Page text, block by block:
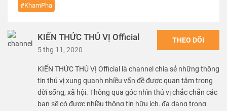
#KhamPha
KIẾN THỨC THÚ VỊ Official
5 thg 11, 2020
THEO DÕI
KIẾN THỨC THÚ VỊ Official là channel chia sẻ những thông
tin thú vị xung quanh nhiều vấn đề được quan tâm trong
đời sống, xã hội. Thông qua góc nhìn thú vị chắc chắn các
bạn sẽ có được nhiều thông tin hữu ích, đa dạng trong